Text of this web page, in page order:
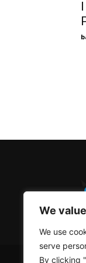
We
We use
serve
By clicking